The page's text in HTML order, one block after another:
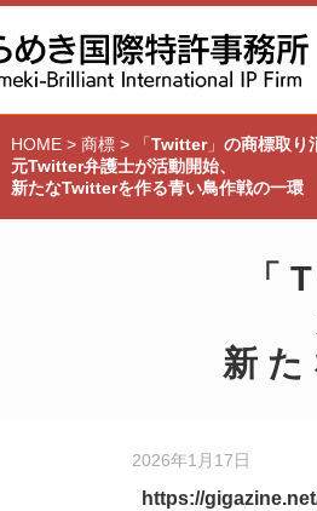
HOME > 商標 > 「 Twitter」 の商標取り
元Twitter弁護士が活動開始、
新たなTwitterを作る青い鳥作戦の一環
「
新
2026年1月17日
https://